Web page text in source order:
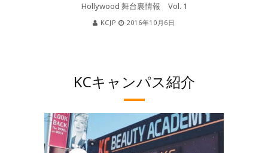
Hollywood 舞台裏情報 Vol. 1
KCJP 2016年10月6日
KCキャンパス紹介